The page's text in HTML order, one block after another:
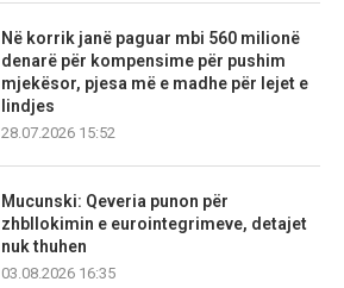
Në korrik janë paguar mbi 560 milionë
denarë për kompensime për pushim
mjekësor, pjesa më e madhe për lejet e
lindjes
28.07.2026 15:52
Mucunski: Qeveria punon për
zhbllokimin e eurointegrimeve, detajet
nuk thuhen
03.08.2026 16:35